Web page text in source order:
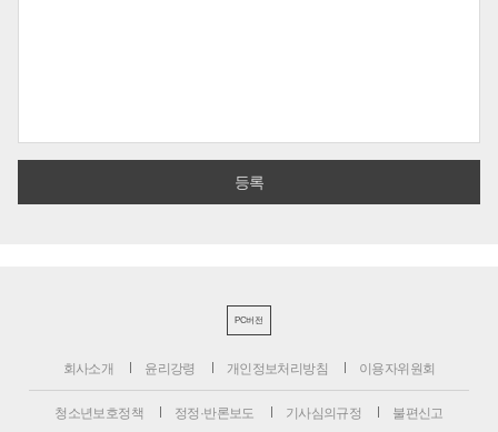
PC버전
회사소개 윤리강령 개인정보처리방침 이용자위원회
청소년보호정책 정정·반론보도 기사심의규정 불편신고